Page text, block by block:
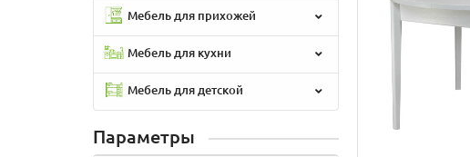
Мебель для прихожей
Мебель для кухни
Мебель для детской
Параметры